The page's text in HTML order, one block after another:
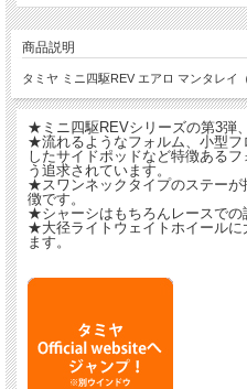
商品説明
タミヤ ミニ四駆REV エアロ マンタレイ
★ミニ四駆REVシリーズの第3弾
★流れるようなフォルム、小型フ
したサイドポッドなど特徴ある
う追求されています。
★スワンネックタイプのステー
徴です。
★シャーシはもちろんレースでの
★大径ライトウェイトホイール
ます。